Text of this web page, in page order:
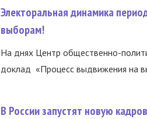
Электоральная динамика
выборам!
На днях Центр общественно-
доклад «Процесс выдвижения на
В России запустят новую